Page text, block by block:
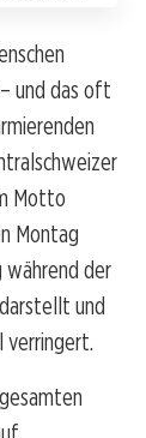
und das oft
Motto
Montag
der
und
verringert.